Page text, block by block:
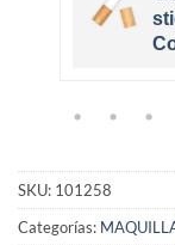
SKU: 101258
Categorías: